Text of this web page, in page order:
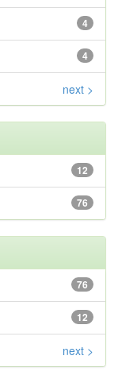
4
4
next >
12
76
76
12
next >